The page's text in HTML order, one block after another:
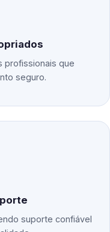
profissionais que
seguro.
suporte confiável